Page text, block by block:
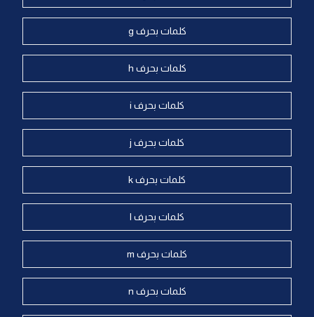
كلمات بحرف g
كلمات بحرف h
كلمات بحرف i
كلمات بحرف j
كلمات بحرف k
كلمات بحرف l
كلمات بحرف m
كلمات بحرف n